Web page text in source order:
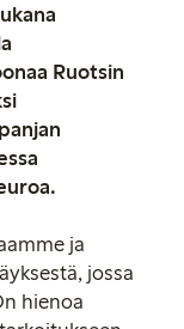
Ruotsin
ja
jossa
hienoa